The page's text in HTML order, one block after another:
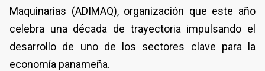
Maquinarias (ADIMAQ), organización que este año
celebra una década de trayectoria impulsando el
desarrollo de uno de los sectores clave para la
economía panameña.